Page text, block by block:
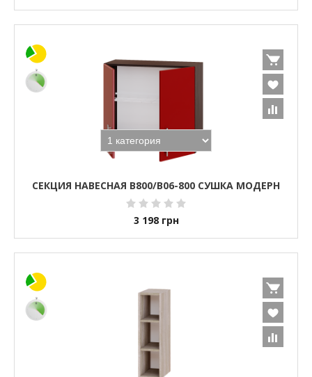
СЕКЦИЯ НАВЕСНАЯ В800/В06-800 СУШКА МОДЕРН
3 198 грн